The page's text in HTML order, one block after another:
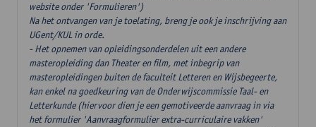
website onder 'Formulieren')
Na het ontvangen van je toelating, breng je ook je inschrijving aan
UGent/KUL in orde.
- Het opnemen van opleidingsonderdelen uit een andere
masteropleiding dan Theater en film, met inbegrip van
masteropleidingen buiten de faculteit Letteren en Wijsbegeerte,
kan enkel na goedkeuring van de Onderwijscommissie Taal- en
Letterkunde (hiervoor dien je een gemotiveerde aanvraag in via
het formulier 'Aanvraagformulier extra-curriculaire vakken'